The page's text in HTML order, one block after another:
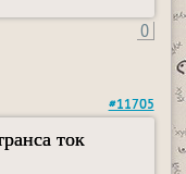
0
#11705
ток